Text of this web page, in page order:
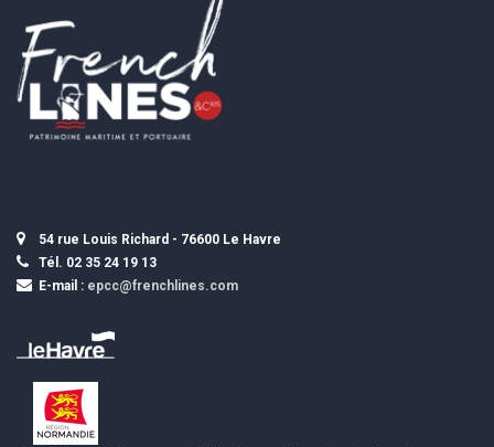
54 rue Louis Richard - 76600 Le Havre
Tél. 02 35 24 19 13
E-mail : epcc@frenchlines.com